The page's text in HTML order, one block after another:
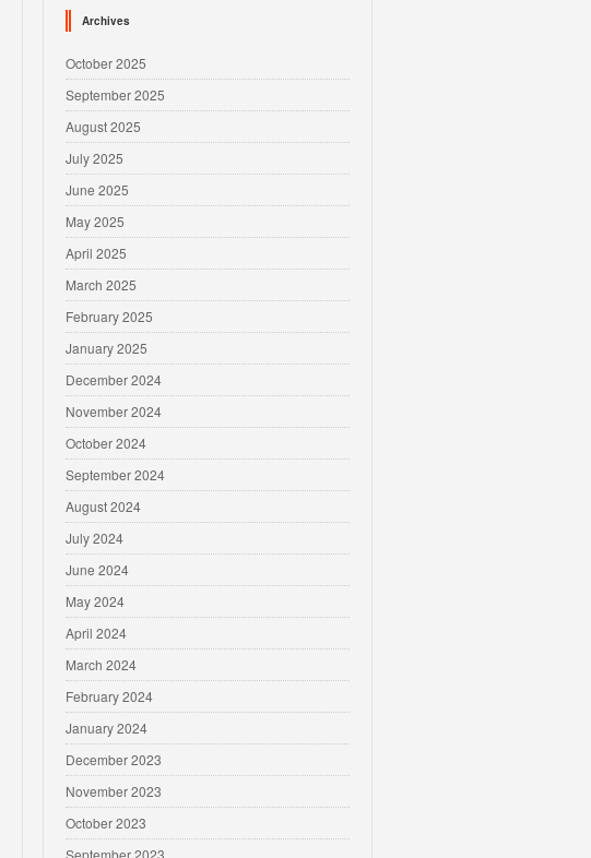
Archives
October 2025
September 2025
August 2025
July 2025
June 2025
May 2025
April 2025
March 2025
February 2025
January 2025
December 2024
November 2024
October 2024
September 2024
August 2024
July 2024
June 2024
May 2024
April 2024
March 2024
February 2024
January 2024
December 2023
November 2023
October 2023
September 2023